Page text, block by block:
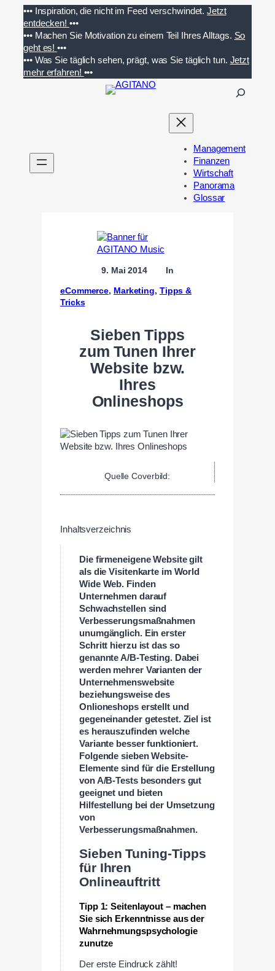
Inhalt
springen
••• Inspiration, die nicht im Feed verschwindet. Jetzt
entdecken! •••
••• Machen Sie Motivation zu einem Teil Ihres Alltags. So
geht es!•••
••• Was Sie täglich sehen, prägt, was Sie täglich tun. Jetzt
mehr erfahren! •••
n
Management
Finanzen
Wirtschaft
Panorama
Glossar
9. Mai 2014 In
eCommerce, Marketing, Tipps &
Tricks
Sieben Tipps
zum Tunen Ihrer
Website bzw.
Ihres
Onlineshops
Quelle Coverbild:
Inhaltsverzeichnis
Die firmeneigene Website gilt
als die Visitenkarte im World
Wide Web. Finden
Unternehmen darauf
Schwachstellen sind
Verbesserungsmaßnahmen
unumgänglich. Ein erster
Schritt hierzu ist das so
genannte A/B-Testing. Dabei
werden mehrer Varianten der
Unternehmenswebsite
beziehungsweise des
Onlioneshops erstellt und
gegeneinander getestet. Ziel ist
es herauszufinden welche
Variante besser funktioniert.
Folgende sieben Website-
Elemente sind für die Erstellung
von A/B-Tests besonders gut
geeignet und bieten
Hilfestellung bei der Umsetzung
von
Verbesserungsmaßnahmen.
Sieben Tuning-Tipps
für Ihren
Onlineauftritt
Tipp 1: Seitenlayout – machen
Sie sich Erkenntnisse aus der
Wahrnehmungspsychologie
zunutze
Der erste Eindruck zählt!